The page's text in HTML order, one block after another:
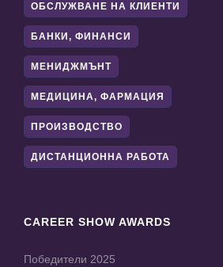
ОБСЛУЖВАНЕ НА КЛИЕНТИ
БАНКИ, ФИНАНСИ
МЕНИДЖМЪНТ
МЕДИЦИНА, ФАРМАЦИЯ
ПРОИЗВОДСТВО
ДИСТАНЦИОННА РАБОТА
CAREER SHOW AWARDS
Победители 2025